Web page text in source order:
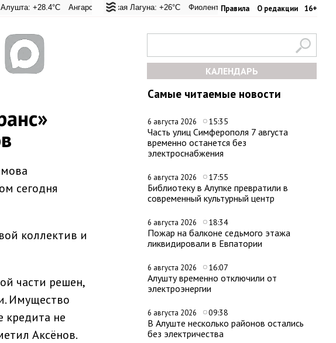
Правила О редакции 16+
Адмиральская Лагуна: +26°C Фиолент: +25.9°C Казачья бухта: +25.9°C
Ангарский перевал: +21.1°C Евпатория: +24°C Керчь: +30.6°C Никитский сад:
КАЛЕНДАРЬ
Самые читаемые новости
6 августа 2026 15:35
Часть улиц Симферополя 7 августа
временно останется без
электроснабжения
6 августа 2026 17:55
Библиотеку в Алупке превратили в
современный культурный центр
6 августа 2026 18:34
Пожар на балконе седьмого этажа
ликвидировали в Евпатории
6 августа 2026 16:07
Алушту временно отключили от
электроэнергии
6 августа 2026 09:38
В Алуште несколько районов остались
без электричества
сегодня
коллектив и
части решен,
Имущество
кредита не
Аксёнов.